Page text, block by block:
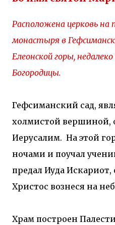
Расположена церковь
монастыря в
Елеонской горы,
Богородицы.
Гефсиманский сад,
холмистой
Иерусалим. На этой
ночами и поучал
предал Иуда Искариот,
Христос вознеся на
Храм построен